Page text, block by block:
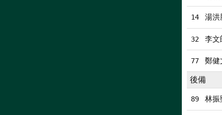
14 湯洪
32 李文
77 鄭健
後備
89 林振